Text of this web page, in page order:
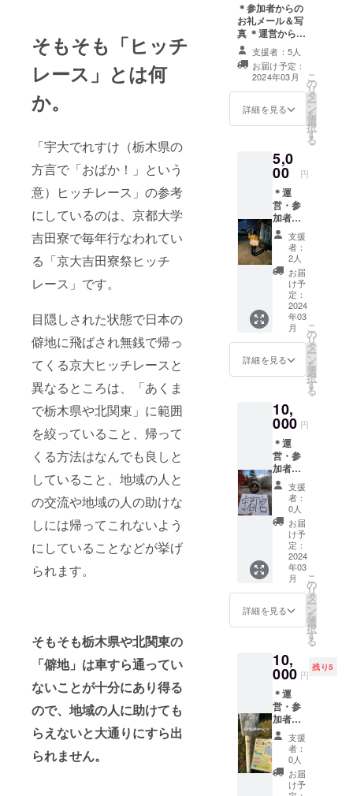
そもそも「ヒッチ
レース」とは何
か。
「宇大でれすけ（栃木県の
方言で「おばか！」という
意）ヒッチレース」の参考
にしているのは、京都大学
吉田寮で毎年行なわれてい
る「京大吉田寮祭ヒッチ
レース」です。
目隠しされた状態で日本の
僻地に飛ばされ無銭で帰っ
てくる京大ヒッチレースと
異なるところは、「あくま
で栃木県や北関東」に範囲
を絞っていること、帰って
くる方法はなんでも良しと
していること、地域の人と
の交流や地域の人の助けな
しには帰ってこれないよう
にしていることなどが挙げ
られます。
そもそも栃木県や北関東の
「僻地」は車すら通ってい
ないことが十分にあり得る
ので、地域の人に助けても
らえないと大通りにすら出
られません。
＊参加者からの
お礼メール＆写
真 ＊運営からの
「第2回宇大でれ
すけヒッチレー
ス」活動報告書
支援者：5人
お届け予定：
2024年03月
詳細を見る
こ
の
リ
タ
ー
ン
を
選
択
す
る
5,0
00 円
＊運
営・参
加者に
よる直
筆のお
礼メッ
セージ
支援
者：
2人
お届
け予
定：
2024
年03
月
詳細を見る
こ
の
リ
タ
ー
ン
を
選
択
す
る
10,
000 円
＊運
営・参
加者に
よる直
筆のお
礼メッ
セージ
＊宇大
でれす
けヒッ
チレー
ス公式
アカウ
ントに
よる個
人名・
を載せ
たお礼
の投稿
・参
加者の
写真や
ヒッチ
レース
中の写
真を背
景に
支援
者：
0人
お届
け予
定：
2024
年03
月
詳細を見る
こ
の
リ
タ
ー
ン
を
選
択
す
る
10,
000 円
残り5
＊運
営・参
加者か
らの直
筆お礼
メッ
セー
ジ ＊
支援
者：
0人
お届
け予